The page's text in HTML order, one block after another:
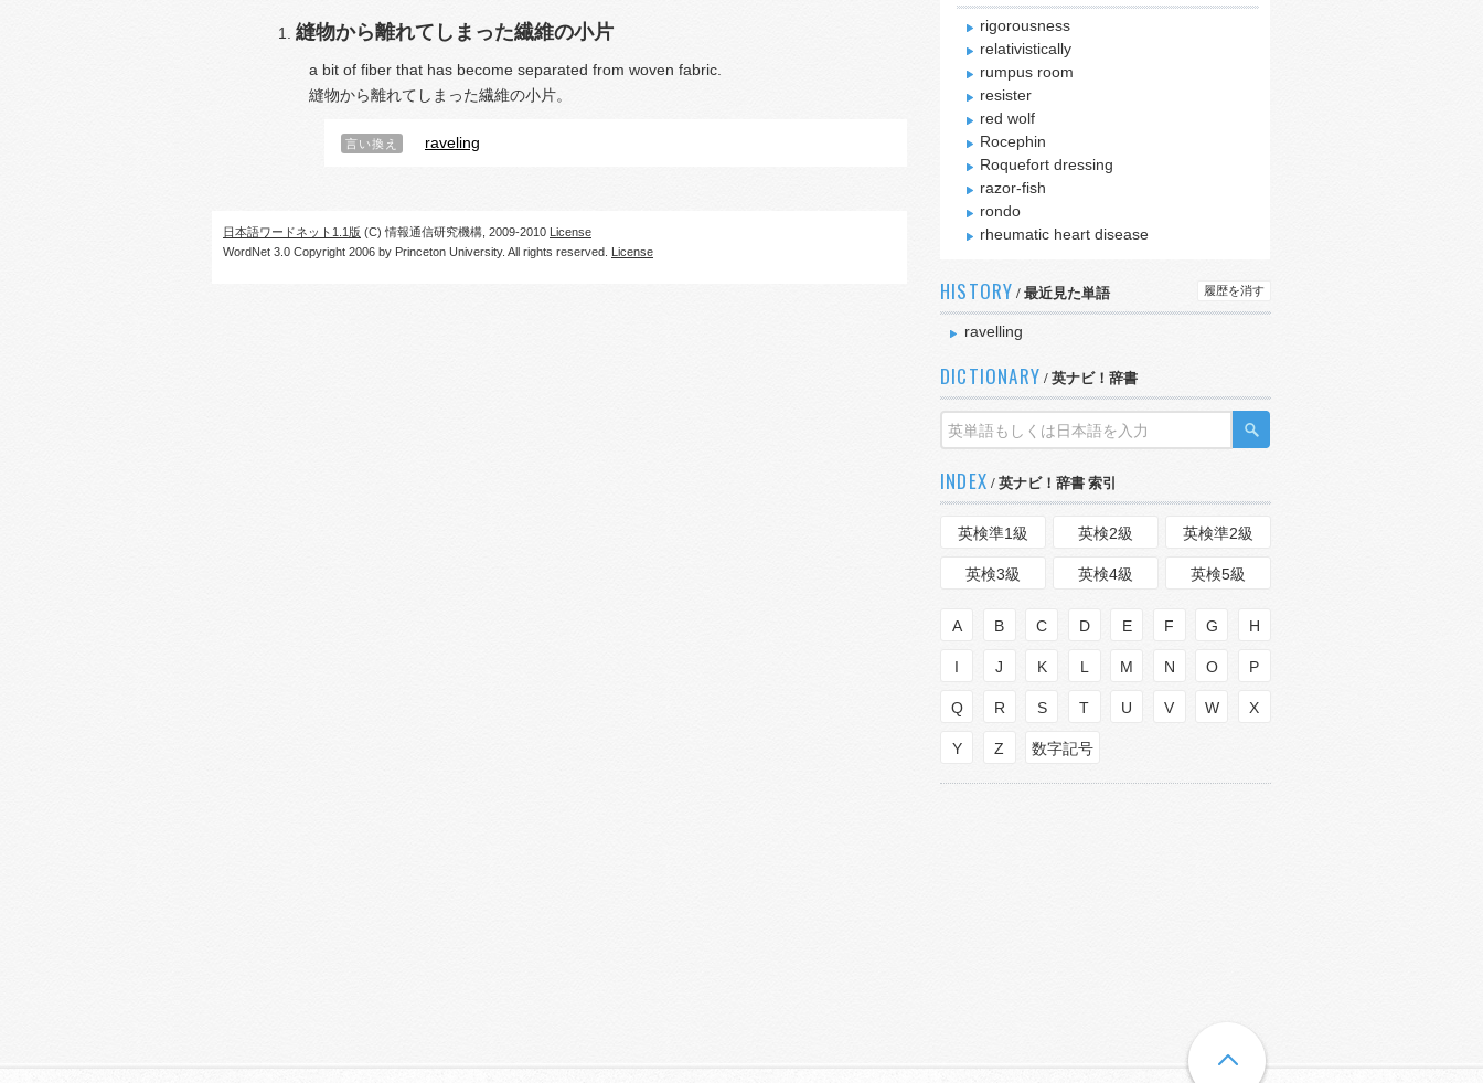
縫物から離れてしまった繊維の小片
a bit of fiber that has become separated from woven fabric.
縫物から離れてしまった繊維の小片。
言い換え raveling
日本語ワードネット1.1版 (C) 情報通信研究機構, 2009-2010 License
WordNet 3.0 Copyright 2006 by Princeton University. All rights reserved. License
rigorousness
relativistically
rumpus room
resister
red wolf
Rocephin
Roquefort dressing
razor-fish
rondo
rheumatic heart disease
HISTORY / 最近見た単語 履歴を消す
ravelling
DICTIONARY / 英ナビ！辞書
INDEX / 英ナビ！辞書 索引
英検準1級 英検2級 英検準2級
英検3級 英検4級 英検5級
A B C D E F G H
I J K L M N O P
Q R S T U V W X
Y Z 数字記号